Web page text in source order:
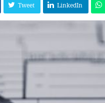
Tweet LinkedIn